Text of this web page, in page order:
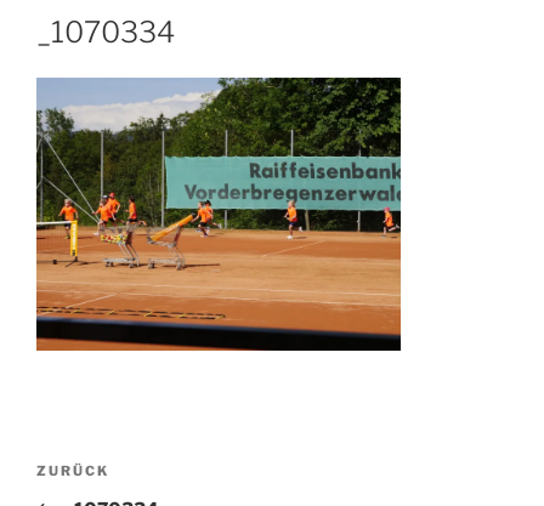
_1070334
Beitragsnavigation
Vorheriger
ZURÜCK